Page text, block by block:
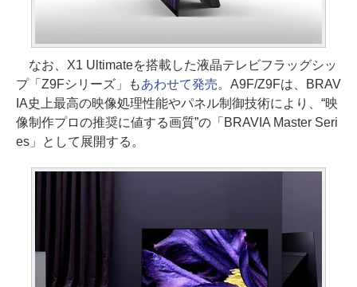
なお、X1 Ultimateを搭載した液晶テレビフラッグシッ
プ「Z9Fシリーズ」もあわせて発売。A9F/Z9Fは、BRAV
IA史上最高の映像処理性能やパネル制御技術により、“映
像制作プロの推奨に値する画質”の「BRAVIA Master Seri
es」として展開する。